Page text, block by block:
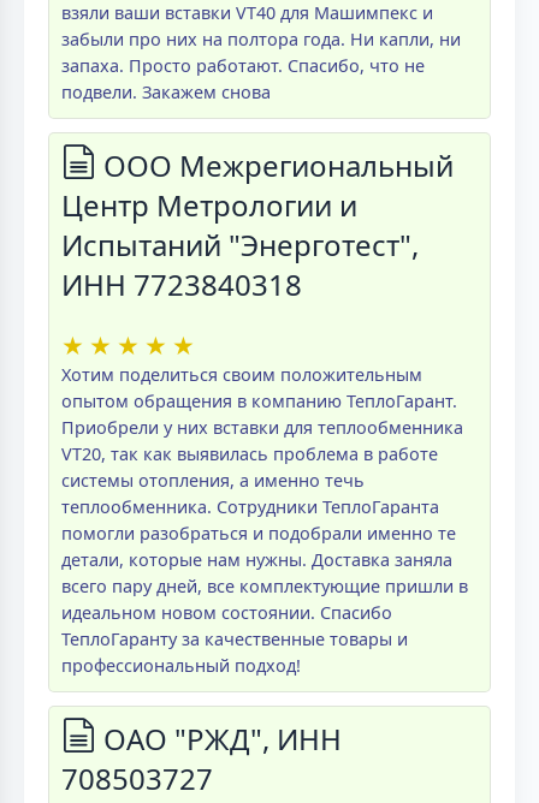
взяли ваши вставки VT40 для Машимпекс и
забыли про них на полтора года. Ни капли, ни
запаха. Просто работают. Спасибо, что не
подвели. Закажем снова
ООО Межрегиональный
Центр Метрологии и
Испытаний "Энерготест",
ИНН 7723840318
★ ★ ★ ★ ★
Хотим поделиться своим положительным
опытом обращения в компанию ТеплоГарант.
Приобрели у них вставки для теплообменника
VT20, так как выявилась проблема в работе
системы отопления, а именно течь
теплообменника. Сотрудники ТеплоГаранта
помогли разобраться и подобрали именно те
детали, которые нам нужны. Доставка заняла
всего пару дней, все комплектующие пришли в
идеальном новом состоянии. Спасибо
ТеплоГаранту за качественные товары и
профессиональный подход!
ОАО "РЖД", ИНН
708503727